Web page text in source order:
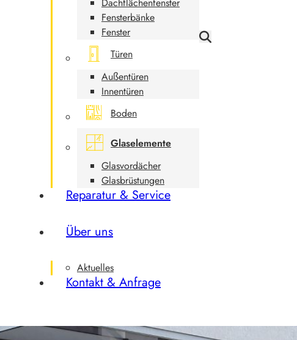
Fensterbänke
Fenster
Türen
Außentüren
Innentüren
Boden
Glaselemente
Glasvordächer
Glasbrüstungen
Reparatur & Service
Über uns
Aktuelles
Kontakt & Anfrage